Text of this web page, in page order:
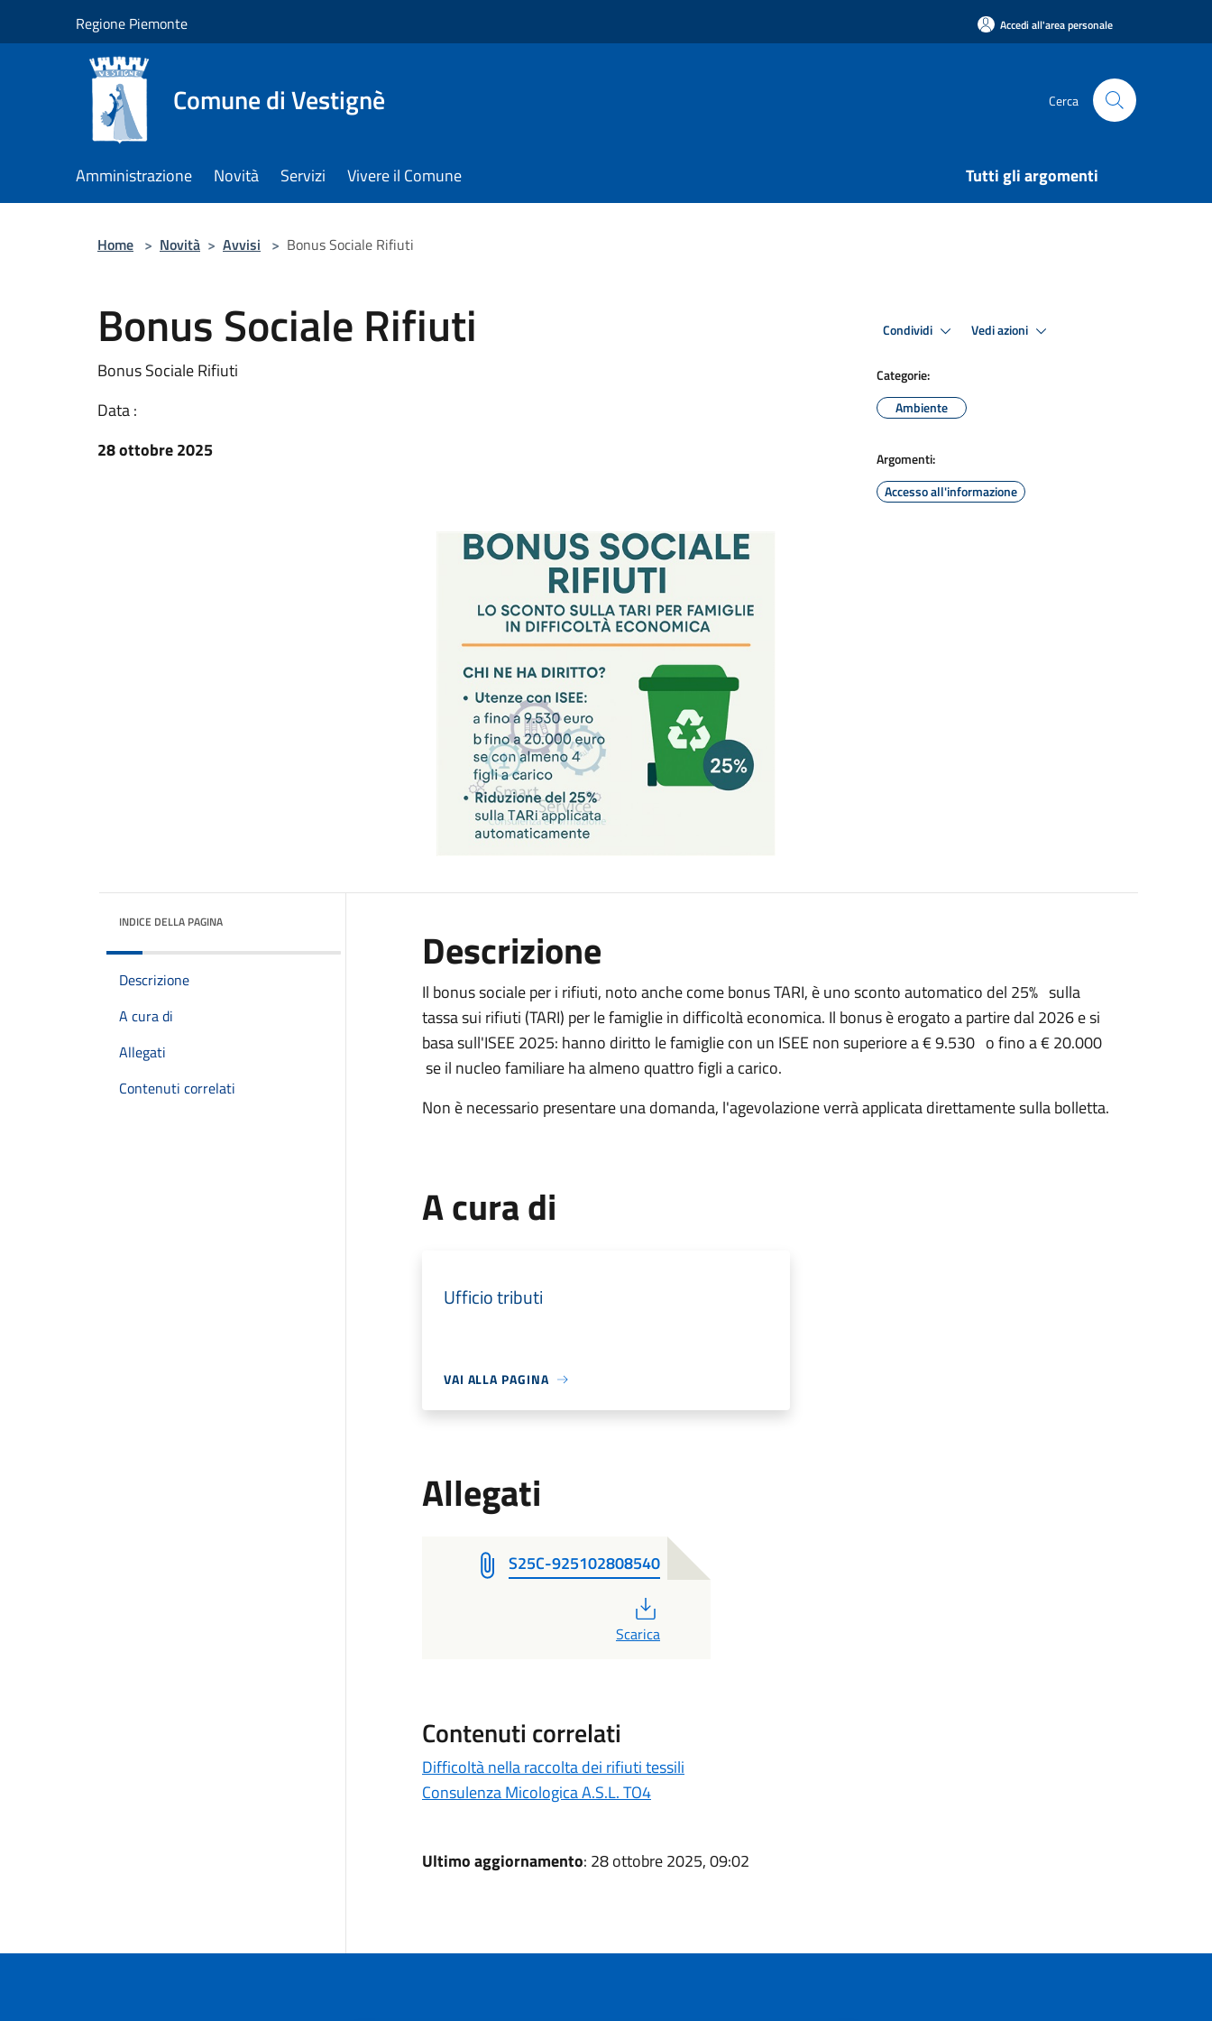
Regione Piemonte Accedi all'area personale
Comune di Vestignè Cerca
Amministrazione Novità Servizi Vivere il Comune Tutti gli argomenti
Home > Novità > Avvisi > Bonus Sociale Rifiuti
Bonus Sociale Rifiuti
Bonus Sociale Rifiuti
Data :
28 ottobre 2025
Condividi Vedi azioni
Categorie:
Ambiente
Argomenti:
Accesso all'informazione
INDICE DELLA PAGINA
Descrizione
A cura di
Allegati
Contenuti correlati
Descrizione
Il bonus sociale per i rifiuti, noto anche come bonus TARI, è uno sconto automatico del 25% sulla
tassa sui rifiuti (TARI) per le famiglie in difficoltà economica. Il bonus è erogato a partire dal 2026 e si
basa sull'ISEE 2025: hanno diritto le famiglie con un ISEE non superiore a € 9.530 o fino a € 20.000
se il nucleo familiare ha almeno quattro figli a carico.
Non è necessario presentare una domanda, l'agevolazione verrà applicata direttamente sulla bolletta.
A cura di
Ufficio tributi
VAI ALLA PAGINA
Allegati
S25C-925102808540
Scarica
Contenuti correlati
Difficoltà nella raccolta dei rifiuti tessili
Consulenza Micologica A.S.L. TO4
Ultimo aggiornamento: 28 ottobre 2025, 09:02